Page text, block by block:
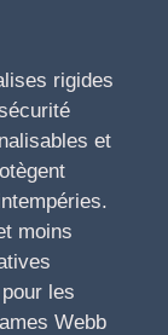
rigides
et
moins
les
Webb